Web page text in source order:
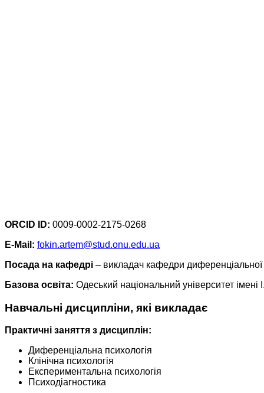
ORCID ID: 0009-0002-2175-0268
E-Mail: fokin.artem@stud.onu.edu.ua
Посада на кафедрі – викладач кафедри диференціальної
Базова освіта: Одеський національний університет
Навчальні дисципліни, які викладає
Практичні заняття з дисциплін:
Диференціальна психологія
Клінічна психологія
Експериментальна психологія
Психодіагностика